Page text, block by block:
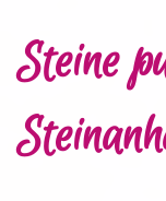
Steine